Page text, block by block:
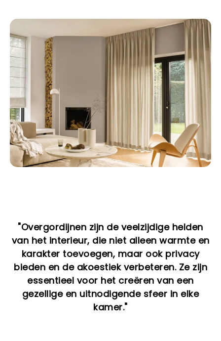
"Overgordijnen zijn de veelzijdige helden
van het interieur, die niet alleen warmte en
karakter toevoegen, maar ook privacy
bieden en de akoestiek verbeteren. Ze zijn
essentieel voor het creëren van een
gezellige en uitnodigende sfeer in elke
kamer."